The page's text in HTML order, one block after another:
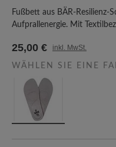
Fußbett aus BÄR-
Aufprallenergie. Mit
25,00 € inkl. MwSt.
WÄHLEN SIE EINE